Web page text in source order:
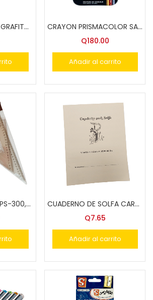
LIBRO: CALIGRAFIA GRAFITOS #6 PAZ EDIT.
CRAYON PRISMACOLOR SANFORD CJA.DE METAL12 COL.3596
Q180.00
Añadir al carrito
ESCUADRA COX GPS-300,45-60″ 31 CMS.EST.
CUADERNO DE SOLFA CARTA BOND 80 GR. 10 HOJAS
Q7.65
Añadir al carrito